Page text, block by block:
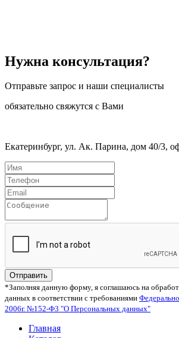
Нужна консультация?
Отправьте запрос и наши специалисты
обязательно свяжутся с Вами
Екатеринбург, ул. Ак. Парина, дом 40/3,
Отправить
*Заполняя данную форму, я соглашаюсь на
данных в соответствии с требованиями
2006г. №152-Ф3 "О Персональных данных"
Главная